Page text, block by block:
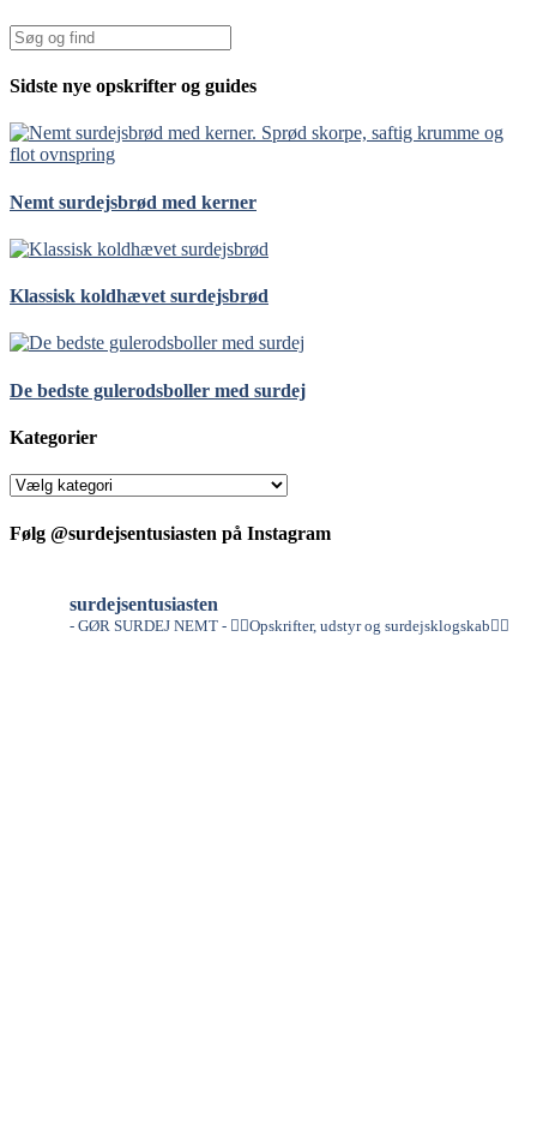
Sidste nye opskrifter og guides
Nemt surdejsbrød med kerner
Klassisk koldhævet surdejsbrød
De bedste gulerodsboller med surdej
Kategorier
Kategorier
Følg @surdejsentusiasten på Instagram
surdejsentusiasten
- GØR SURDEJ NEMT - 👇🏻Opskrifter, udstyr og surdejsklogskab👇🏻